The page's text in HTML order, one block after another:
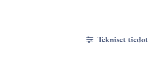
Tekniset tiedot